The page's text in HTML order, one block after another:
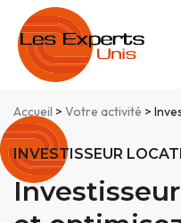
Accueil > Votre activité >
INVESTISSEUR
Panneau de gestion des